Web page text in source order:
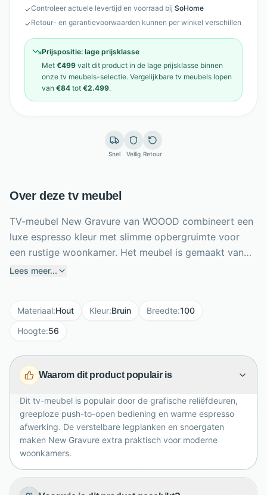
✓Controleer actuele levertijd en voorraad bij SoHome
✓Retour- en garantievoorwaarden kunnen per winkel verschillen
Prijspositie: lage prijsklasse
Met €499 valt dit product in de lage prijsklasse binnen
onze tv meubels-selectie. Vergelijkbare tv meubels lopen
van €84 tot €2.499.
Snel Veilig Retour
Over deze tv meubel
TV-meubel New Gravure van WOOOD combineert een
luxe espresso kleur met slimme opbergruimte voor
een rustige woonkamer. Het meubel is gemaakt van
essenhout, essenfineer en spaanplaat, afgewerkt met
openen geluidloos met een push-to-open systeem,
waardoor het front strak en greeploos blijft. Achter de
legplanken, ideaal voor media-apparatuur, kabels en
accessoires. Met H56 x B100 x D44 cm is dit tv-
poten geven een luchtige, moderne uitstraling.
Lees meer...
Materiaal:Hout Kleur:Bruin Breedte:100
Hoogte:56
Waarom dit product populair is
Dit tv-meubel is populair door de grafische reliëfdeuren,
greeploze push-to-open bediening en warme espresso
afwerking. De verstelbare legplanken en snoergaten
maken New Gravure extra praktisch voor moderne
woonkamers.